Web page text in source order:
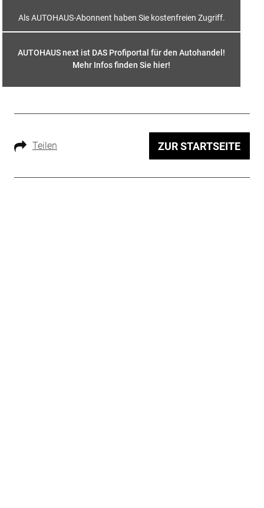
Als AUTOHAUS-Abonnent haben Sie kostenfreien Zugriff.
AUTOHAUS next ist DAS Profiportal für den Autohandel!
Mehr Infos finden Sie hier!
Teilen ZUR STARTSEITE